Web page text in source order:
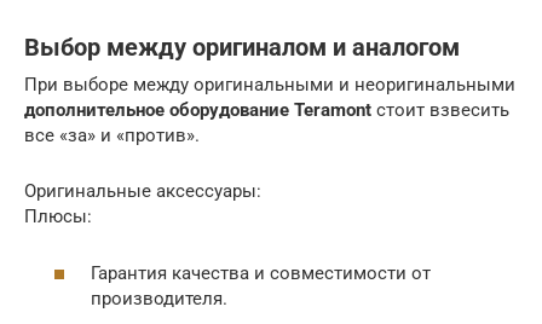
Выбор между оригиналом и аналогом
При выборе между оригинальными и неоригинальными
дополнительное оборудование Teramont стоит взвесить
все «за» и «против».
Оригинальные аксессуары:
Плюсы:
Гарантия качества и совместимости от
производителя.